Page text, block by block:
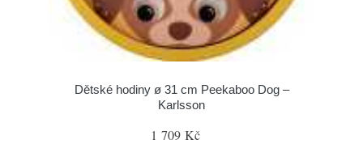
Dětské hodiny ø 31 cm Peekaboo Dog –
Karlsson
1 709 Kč